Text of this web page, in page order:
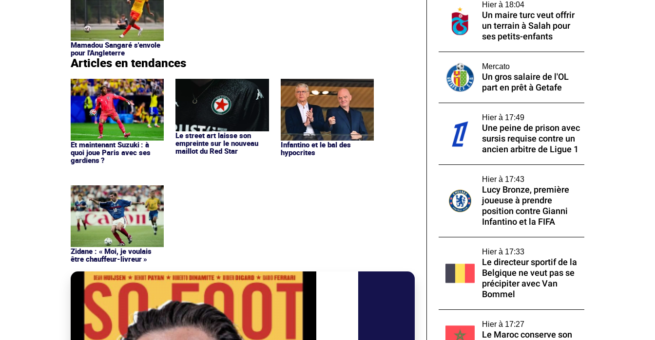
Mamadou Sangaré s'envole
pour l'Angleterre
Articles en tendances
Et maintenant Suzuki : à
quoi joue Paris avec ses
gardiens ?
Le street art laisse son
empreinte sur le nouveau
maillot du Red Star
Infantino et le bal des
hypocrites
Zidane : « Moi, je voulais
être chauffeur-livreur »
Hier à 18:04
Un maire turc veut offrir
un terrain à Salah pour
ses petits-enfants
Mercato
Un gros salaire de l'OL
part en prêt à Getafe
Hier à 17:49
Une peine de prison avec
sursis requise contre un
ancien arbitre de Ligue 1
Hier à 17:43
Lucy Bronze, première
joueuse à prendre
position contre Gianni
Infantino et la FIFA
Hier à 17:33
Le directeur sportif de la
Belgique ne veut pas se
précipiter avec Van
Bommel
Hier à 17:27
Le Maroc conserve son